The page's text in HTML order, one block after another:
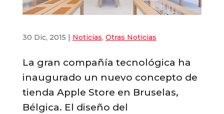
30 Dic, 2015 Noticias, Otras Noticias
La gran compañía tecnológica ha
inaugurado un nuevo concepto de
tienda Apple Store en Bruselas,
Bélgica. El diseño del